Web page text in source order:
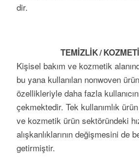
dir.
TEMİZLİK /
Kişisel bakım ve kozmetik
bu yana kullanılan nonwoven
özellikleriyle daha fazla
çekmektedir. Tek kullanımlık
ve kozmetik ürün sek­töründeki
alışkanlıklarının değişmesini de
getirmiştir.